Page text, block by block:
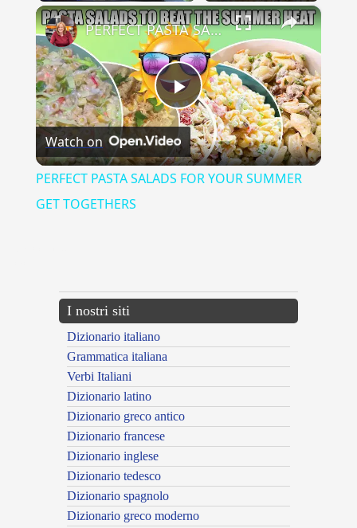
Play Unmute Fullscreen ×
Play
Video
PERFECT PASTA SALADS FOR YOUR SUMMER GET TOGETHERS
Watch on
PERFECT PASTA SALADS FOR YOUR SUMMER
GET TOGETHERS
I nostri siti
Dizionario italiano
Grammatica italiana
Verbi Italiani
Dizionario latino
Dizionario greco antico
Dizionario francese
Dizionario inglese
Dizionario tedesco
Dizionario spagnolo
Dizionario greco moderno